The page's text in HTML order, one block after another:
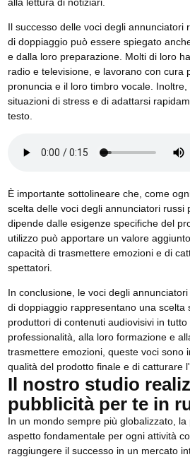
Il successo delle voci degli annunciatori
di doppiaggio può essere spiegato
e dalla loro preparazione. Molti di loro
radio e televisione, e lavorano con cura
pronuncia e il loro timbro vocale.
situazioni di stress e di adattarsi
testo.
È importante sottolineare che, come
scelta delle voci degli annunciatori russi
dipende dalle esigenze specifiche del
utilizzo può apportare un valore
capacità di trasmettere emozioni e di
spettatori.
In conclusione, le voci degli
di doppiaggio rappresentano una scelta
produttori di contenuti audiovisivi in
professionalità, alla loro formazione e
trasmettere emozioni, queste voci sono
qualità del prodotto finale e di catturare
Il nostro studio
pubblicità per te in
In un mondo sempre più globalizzato,
aspetto fondamentale per ogni attività
raggiungere il successo in un mercato